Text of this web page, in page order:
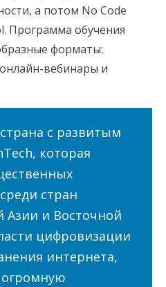
а потом No Code
Программа обучения
форматы:
вебинары и
с развитым
которая
стран
Азии и Восточной
цифровизации
интернета,